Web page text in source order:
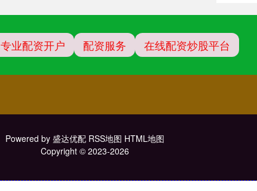
专业配资开户 配资服务 在线配资炒股平台
Powered by 盛达优配 RSS地图 HTML地图
Copyright © 2023-2026